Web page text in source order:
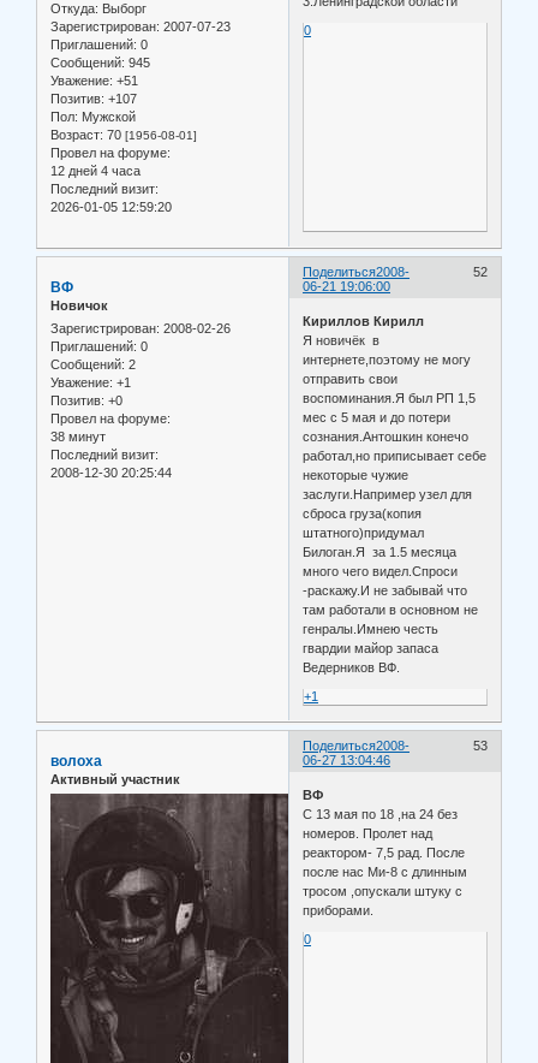
Откуда: Выборг
Зарегистрирован: 2007-07-23
Приглашений: 0
Сообщений: 945
Уважение: +51
Позитив: +107
Пол: Мужской
Возраст: 70 [1956-08-01]
Провел на форуме:
12 дней 4 часа
Последний визит:
2026-01-05 12:59:20
0
Поделиться 52
2008-
06-21 19:06:00
ВФ
Новичок
Зарегистрирован: 2008-02-26
Приглашений: 0
Сообщений: 2
Уважение: +1
Позитив: +0
Провел на форуме:
38 минут
Последний визит:
2008-12-30 20:25:44
Кириллов Кирилл
Я новичёк в
интернете,поэтому не могу
отправить свои
воспоминания.Я был РП 1,5
мес с 5 мая и до потери
сознания.Антошкин конечо
работал,но приписывает себе
некоторые чужие
заслуги.Например узел для
сброса груза(копия
штатного)придумал
Билоган.Я за 1.5 месяца
много чего видел.Спроси
-раскажу.И не забывай что
там работали в основном не
генралы.Имнею честь
гвардии майор запаса
Ведерников ВФ.
+1
Поделиться 53
2008-
06-27 13:04:46
волоха
Активный участник
ВФ
С 13 мая по 18 ,на 24 без
номеров. Пролет над
реактором- 7,5 рад. После
после нас Ми-8 с длинным
тросом ,опускали штуку с
приборами.
0